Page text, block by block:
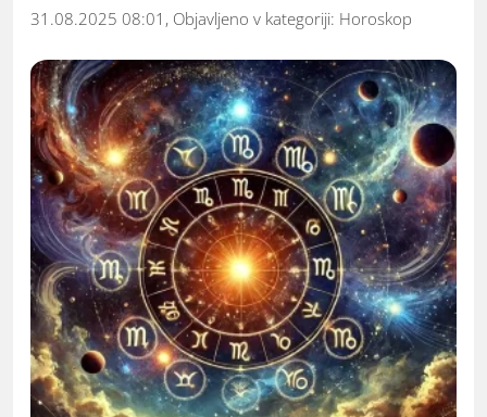
31.08.2025 08:01, Objavljeno v kategoriji: Horoskop